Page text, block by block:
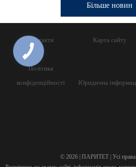
Більше новин
Контакти Карта сайту
Політика
конфіденційності
Юридична
© 2026 | ПАРИТЕТ | Усі права